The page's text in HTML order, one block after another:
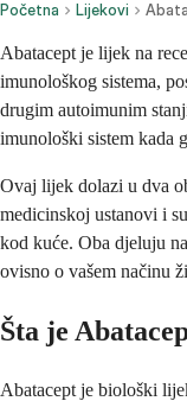
Početna Lijekovi
Abatacept je lijek na
imunološkog sistema,
drugim autoimunim
imunološki sistem kada
Ovaj lijek dolazi u dva
medicinskoj ustanovi i
kod kuće. Oba djeluju
ovisno o vašem načinu
Šta je
Abatacept je biološki